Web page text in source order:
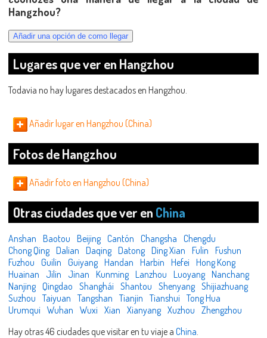
Hangzhou?
Lugares que ver en Hangzhou
Todavia no hay lugares destacados en Hangzhou.
Añadir lugar en Hangzhou (China)
Fotos de Hangzhou
Añadir foto en Hangzhou (China)
Otras ciudades que ver en China
Anshan Baotou Beijing Cantón Changsha Chengdu
Chong Qing Dalian Daqing Datong Ding Xian Fulin Fushun
Fuzhou Guilin Guiyang Handan Harbin Hefei Hong Kong
Huainan
Jilin Jinan Kunming Lanzhou Luoyang Nanchang
Nanjing Qingdao Shanghái Shantou Shenyang Shijiazhuang
Suzhou Taiyuan Tangshan Tianjin Tianshui Tong Hua
Urumqui Wuhan Wuxi Xian Xianyang Xuzhou Zhengzhou
Hay otras 46 ciudades que visitar en tu viaje a China.